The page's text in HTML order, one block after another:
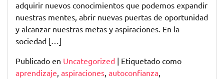
adquirir nuevos conocimientos que podemos expandir
nuestras mentes, abrir nuevas puertas de oportunidad
y alcanzar nuestras metas y aspiraciones. En la
sociedad […]
Publicado en Uncategorized | Etiquetado como
aprendizaje, aspiraciones, autoconfianza,